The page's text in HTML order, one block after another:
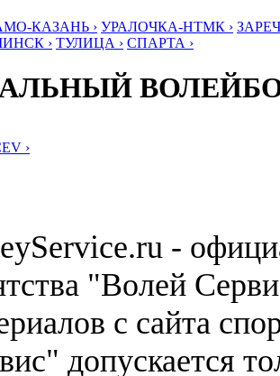
КАЗАНЬ › УРАЛОЧКА-НТМК ›
› ТУЛИЦА › СПАРТА ›
›
-
"Волей
с сайта
допускается